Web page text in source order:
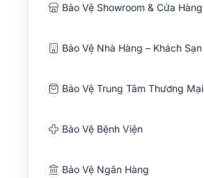
Bảo Vệ Showroom & Cửa Hàng
Bảo Vệ Nhà Hàng – Khách Sạn
Bảo Vệ Trung Tâm Thương Mại
Bảo Vệ Bệnh Viện
Bảo Vệ Ngân Hàng